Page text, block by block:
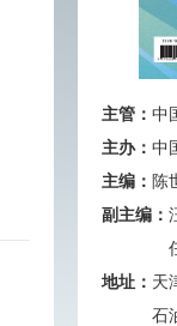
主管： 中
主办： 中
主编： 陈
副主编：
地址： 天
石